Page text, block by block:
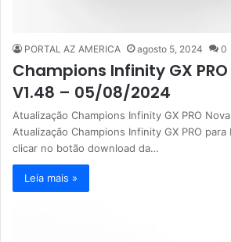
PORTAL AZ AMERICA agosto 5, 2024 0
Champions Infinity GX
V1.48 – 05/08/2024
Atualização Champions Infinity GX PRO Nova
Atualização Champions Infinity GX PRO
clicar no botão download da…
Leia mais »